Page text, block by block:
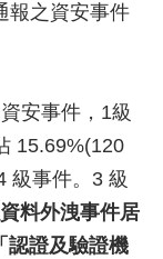
報之資安事件
安事件，1級
15.69%(120
級事件。3 級
料外洩事件居
認證及驗證機